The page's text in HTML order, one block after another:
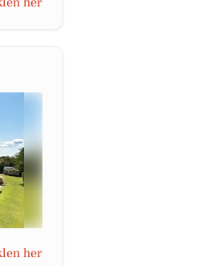
her